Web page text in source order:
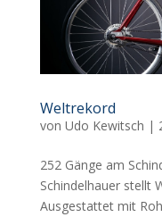
Weltrekord
von Udo Kewitsch |
252 Gänge am
Schindelhauer stellt
Ausgestattet mit